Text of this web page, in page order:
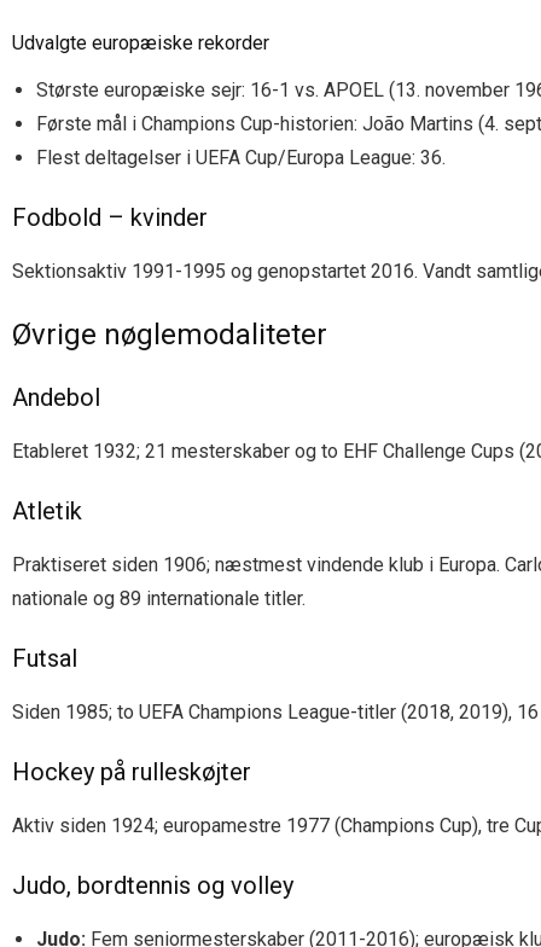
Udvalgte europæiske rekorder
Største europæiske sejr: 16-1 vs. APOEL (13. november
Første mål i Champions Cup-historien: João Martins (4.
Flest deltagelser i UEFA Cup/Europa League: 36.
Fodbold – kvinder
Sektionsaktiv 1991-1995 og genopstartet 2016. Vandt
Øvrige nøglemodaliteter
Andebol
Etableret 1932; 21 mesterskaber og to EHF Challenge Cups
Atletik
Praktiseret siden 1906; næstmest vindende klub i Europa.
nationale og 89 internationale titler.
Futsal
Siden 1985; to UEFA Champions League-titler (2018, 2019),
Hockey på rulleskøjter
Aktiv siden 1924; europamestre 1977 (Champions Cup), tre
Judo, bordtennis og volley
Judo: Fem seniormesterskaber (2011-2016); europæisk